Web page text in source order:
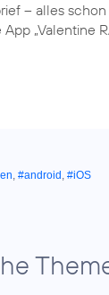
– alles
„Valentine
, #android , #iOS